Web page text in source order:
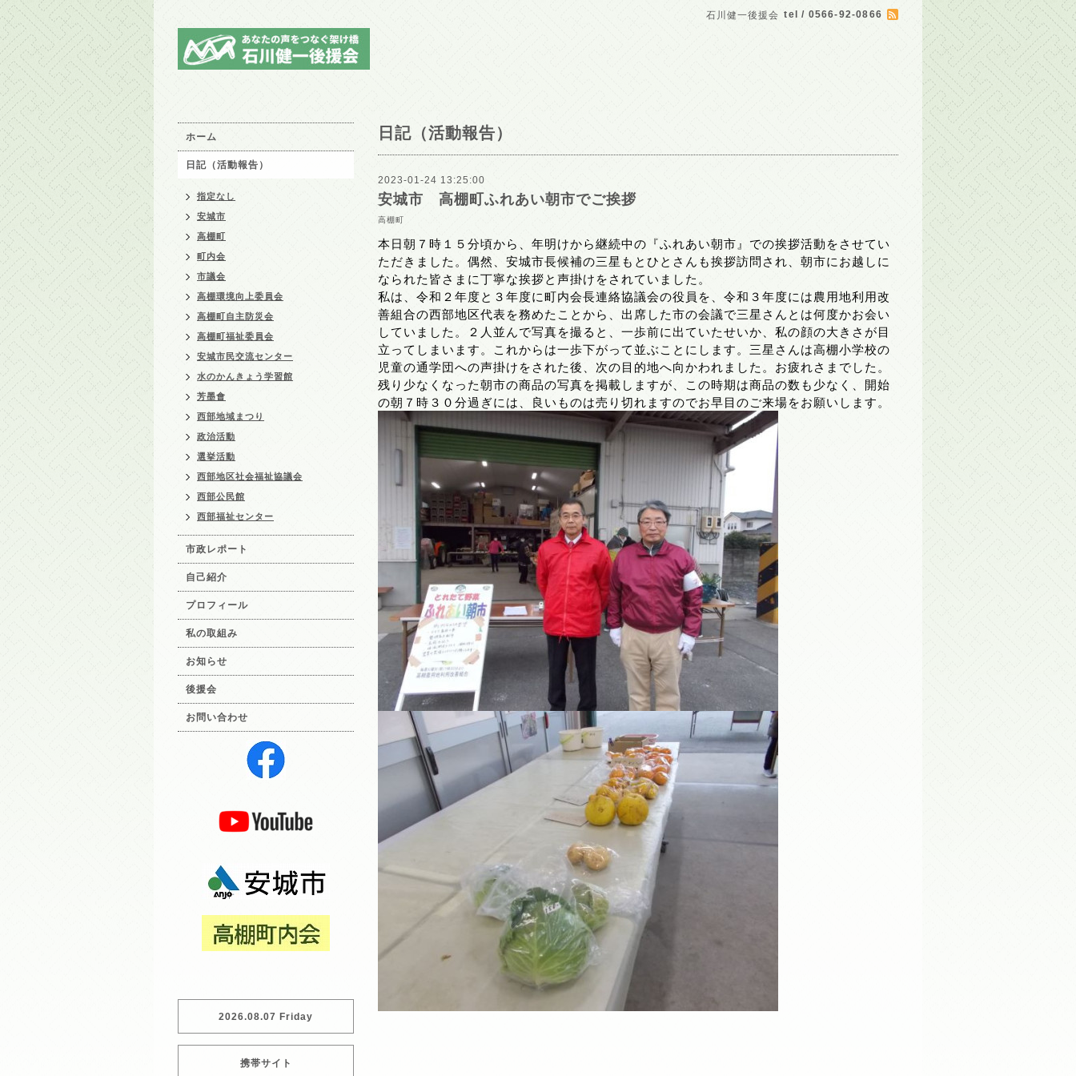
石川健一後援会 tel / 0566-92-0866
日記（活動報告）
2023-01-24 13:25:00
安城市 高棚町ふれあい朝市でご挨拶
高棚町
本日朝７時１５分頃から、年明けから継続中の『ふれあい朝市』での挨拶活動をさせてい
ただきました。偶然、安城市長候補の三星もとひとさんも挨拶訪問され、朝市にお越しに
なられた皆さまに丁寧な挨拶と声掛けをされていました。
私は、令和２年度と３年度に町内会長連絡協議会の役員を、令和３年度には農用地利用改
善組合の西部地区代表を務めたことから、出席した市の会議で三星さんとは何度かお会い
していました。２人並んで写真を撮ると、一歩前に出ていたせいか、私の顔の大きさが目
立ってしまいます。これからは一歩下がって並ぶことにします。三星さんは高棚小学校の
児童の通学団への声掛けをされた後、次の目的地へ向かわれました。お疲れさまでした。
残り少なくなった朝市の商品の写真を掲載しますが、この時期は商品の数も少なく、開始
の朝７時３０分過ぎには、良いものは売り切れますのでお早目のご来場をお願いします。
ホーム
日記（活動報告）
指定なし
安城市
高棚町
町内会
市議会
高棚環境向上委員会
高棚町自主防災会
高棚町福祉委員会
安城市民交流センター
水のかんきょう学習館
芳墨會
西部地域まつり
政治活動
選挙活動
西部地区社会福祉協議会
西部公民館
西部福祉センター
市政レポート
自己紹介
プロフィール
私の取組み
お知らせ
後援会
お問い合わせ
2026.08.07 Friday
携帯サイト